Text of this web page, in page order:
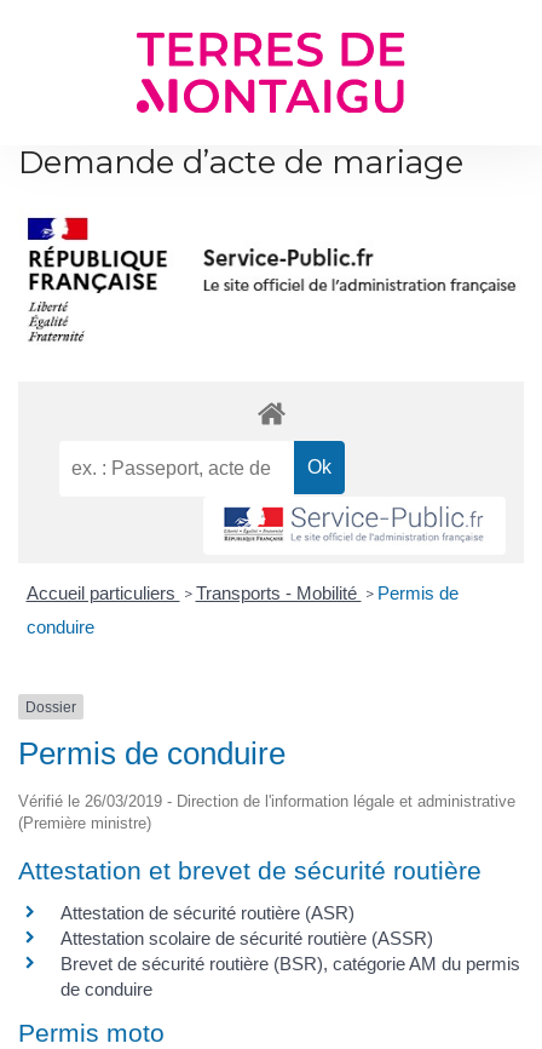
Demande d’acte de mariage
Accueil particuliers > Transports - Mobilité > Permis de
conduire
Dossier
Permis de conduire
Vérifié le 26/03/2019 - Direction de l'information légale et administrative
(Première ministre)
Attestation et brevet de sécurité routière
Attestation de sécurité routière (ASR)
Attestation scolaire de sécurité routière (ASSR)
Brevet de sécurité routière (BSR), catégorie AM du permis
de conduire
Permis moto